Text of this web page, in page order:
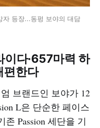
자 등장...동펑 보야의 대담
다·657마력 하
편한다
브랜드인 보야가 12
L은 단순한 페이스
Passion 세단을 기